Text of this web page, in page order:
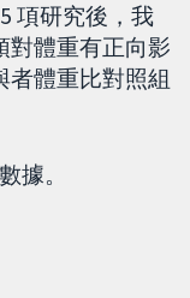
項研究後，我
對體重有正向影
者體重比對照組
據。